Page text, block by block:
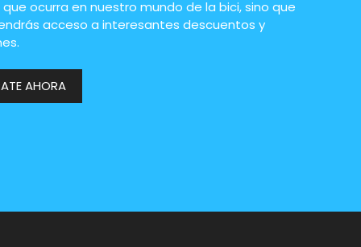
ocurra en nuestro mundo de la bici, sino que
acceso a interesantes descuentos y
AHORA